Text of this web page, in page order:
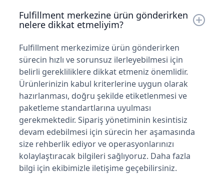
Fulfillment merkezine ürün gönderirken
nelere dikkat etmeliyim?
Fulfillment merkezimize ürün gönderirken
sürecin hızlı ve sorunsuz ilerleyebilmesi için
belirli gerekliliklere dikkat etmeniz önemlidir.
Ürünlerinizin kabul kriterlerine uygun olarak
hazırlanması, doğru şekilde etiketlenmesi ve
paketleme standartlarına uyulması
gerekmektedir. Sipariş yönetiminin kesintisiz
devam edebilmesi için sürecin her aşamasında
size rehberlik ediyor ve operasyonlarınızı
kolaylaştıracak bilgileri sağlıyoruz. Daha fazla
bilgi için ekibimizle iletişime geçebilirsiniz.